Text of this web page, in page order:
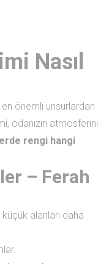
Nasıl
önemli unsurlardan
odanızın atmosferini
rengi hangi
– Ferah
alanları daha